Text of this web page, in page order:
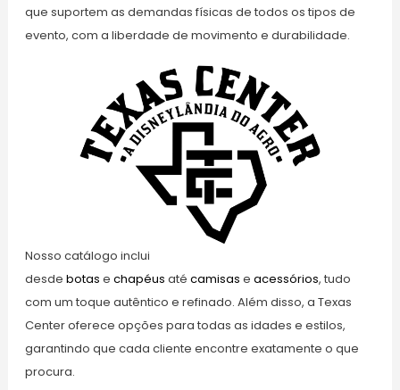
que suportem as demandas físicas de todos os tipos de
evento, com a liberdade de movimento e durabilidade.
Nosso catálogo inclui
desde botas e chapéus até camisas e acessórios, tudo
com um toque autêntico e refinado. Além disso, a Texas
Center oferece opções para todas as idades e estilos,
garantindo que cada cliente encontre exatamente o que
procura.